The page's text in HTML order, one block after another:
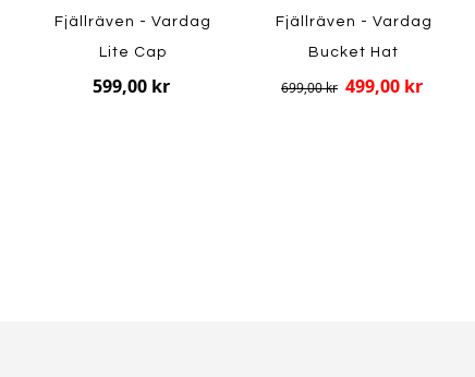
Fjällräven - Vardag
Lite Cap
599,00 kr
Fjällräven - Vardag
Bucket Hat
699,00 kr 499,00 kr